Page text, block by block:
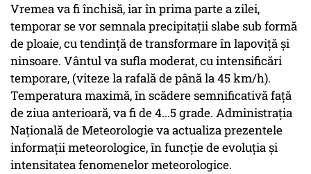
Vremea va fi închisă, iar în prima parte a zilei,
temporar se vor semnala precipitații slabe sub formă
de ploaie, cu tendință de transformare în lapoviță și
ninsoare. Vântul va sufla moderat, cu intensificări
temporare, (viteze la rafală de până la 45 km/h).
Temperatura maximă, în scădere semnificativă față
de ziua anterioară, va fi de 4...5 grade. Administraţia
Naţională de Meteorologie va actualiza prezentele
informații meteorologice, în funcţie de evoluţia şi
intensitatea fenomenelor meteorologice.